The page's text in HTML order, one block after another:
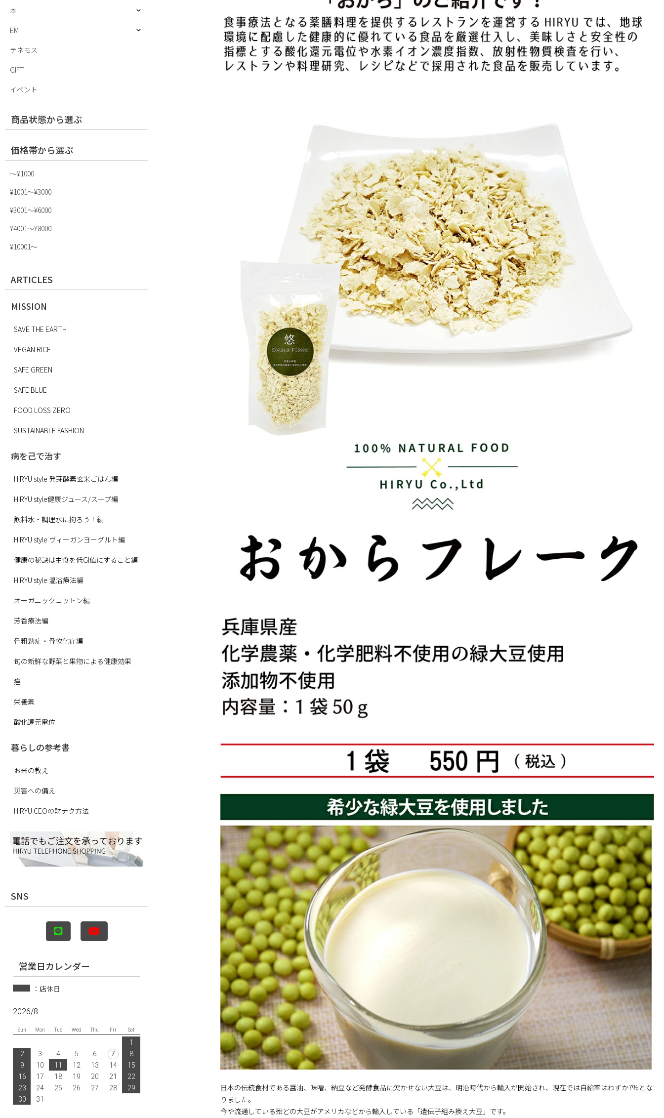
本
EM
テネモス
GIFT
イベント
商品状態から選ぶ
価格帯から選ぶ
〜¥1000
¥1001〜¥3000
¥3001〜¥6000
¥4001〜¥8000
¥10001〜
ARTICLES
MISSION
SAVE THE EARTH
VEGAN RICE
SAFE GREEN
SAFE BLUE
FOOD LOSS ZERO
SUSTAINABLE FASHION
病を己で治す
HIRYU style 発芽酵素玄米ごはん編
HIRYU style健康ジュース/スープ編
飲料水・調理水に拘ろう！編
HIRYU style ヴィーガンヨーグルト編
健康の秘訣は主食を低GI値にすること編
HIRYU style 温浴療法編
オーガニックコットン編
芳香療法編
骨粗鬆症・骨軟化症編
旬の新鮮な野菜と果物による健康効果
癌
栄養素
酸化還元電位
暮らしの参考書
お米の教え
災害への備え
HIRYU CEOの財テク方法
SNS
営業日カレンダー
：店休日
2026/8
Sun Mon Tue Wed Thu Fri Sat
1
2
3 4 5 6 7
8
9
10 11 12 13 14
15
16
17 18 19 20 21
22
23
24 25 26 27 28
29
30
31
日本の伝統食材である醤油、味噌、納豆など発酵食品に欠かせない大豆は、明治時代から輸入が開始され、現在では自給率はわずか7%とな
りました。
今や流通している殆どの大豆がアメリカなどから輸入している「遺伝子組み換え大豆」です。